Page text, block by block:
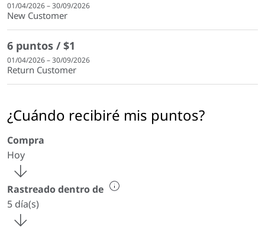
01/04/2026 – 30/09/2026
New Customer
6 puntos / $1
01/04/2026 – 30/09/2026
Return Customer
¿Cuándo recibiré mis puntos?
Compra
Hoy
Rastreado dentro de
5 día(s)